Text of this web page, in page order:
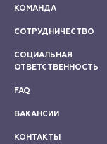
КОМАНДА
СОТРУДНИЧЕСТВО
СОЦИАЛЬНАЯ
ОТВЕТСТВЕННОСТЬ
FAQ
ВАКАНСИИ
КОНТАКТЫ